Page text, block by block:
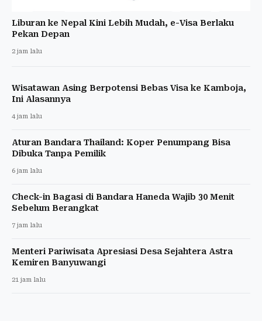
Liburan ke Nepal Kini Lebih Mudah, e-Visa Berlaku
Pekan Depan
2 jam lalu
Wisatawan Asing Berpotensi Bebas Visa ke Kamboja,
Ini Alasannya
4 jam lalu
Aturan Bandara Thailand: Koper Penumpang Bisa
Dibuka Tanpa Pemilik
6 jam lalu
Check-in Bagasi di Bandara Haneda Wajib 30 Menit
Sebelum Berangkat
7 jam lalu
Menteri Pariwisata Apresiasi Desa Sejahtera Astra
Kemiren Banyuwangi
21 jam lalu